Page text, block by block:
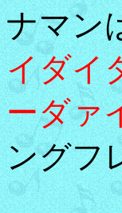
ナマン
イダイ
ーダァ
ングフ